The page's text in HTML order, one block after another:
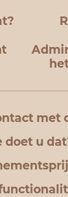
met
doet u